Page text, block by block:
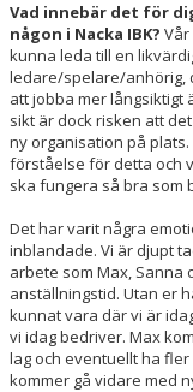
Vad innebär det för
någon i Nacka IBK?
kunna leda till en
ledare/spelare/anhörig,
att jobba mer långsiktigt
sikt är dock risken att
ny organisation på
förståelse för detta och
ska fungera så bra som
Det har varit några
inblandade. Vi är djupt
arbete som Max, Sanna
anställningstid. Utan er
kunnat vara där vi är
vi idag bedriver. Max
lag och eventuellt ha
kommer gå vidare med